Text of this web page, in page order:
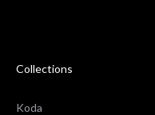
Collections
Koda